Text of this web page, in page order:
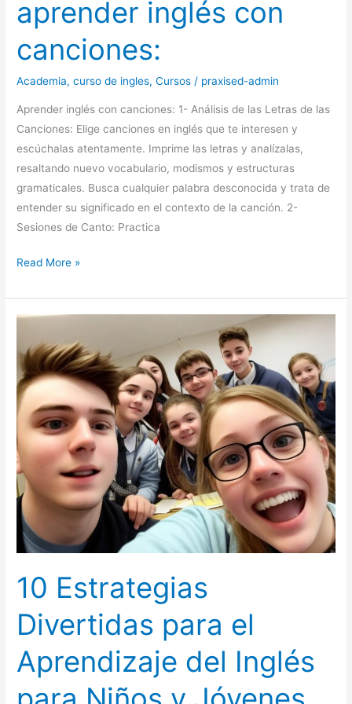
aprender inglés con
canciones:
Academia,curso de ingles,Cursos / praxised-admin
Aprender inglés con canciones: 1- Análisis de las Letras de las
Canciones: Elige canciones en inglés que te interesen y
escúchalas atentamente. Imprime las letras y analízalas,
resaltando nuevo vocabulario, modismos y estructuras
gramaticales. Busca cualquier palabra desconocida y trata de
entender su significado en el contexto de la canción. 2-
Sesiones de Canto: Practica
Read More »
10 Estrategias
Divertidas para el
Aprendizaje del Inglés
Estrategias
Divertidas
para
el
Aprendizaje
del
Inglés
para
Niños
y
Jóvenes